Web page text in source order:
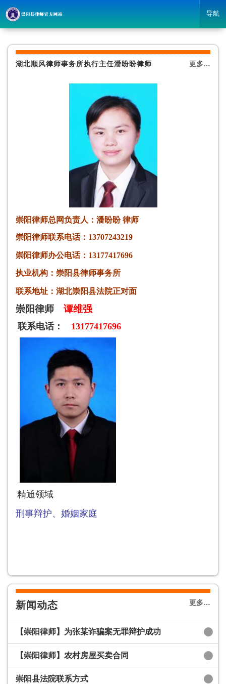
导航
湖北顺风律师事务所执行主任潘盼盼律师 更多…
崇阳律师总网负责人：潘盼盼 律师
崇阳律师联系电话：13707243219
崇阳律师办公电话：13177417696
执业机构：崇阳县律师事务所
联系地址：湖北崇阳县法院正对面
崇阳律师 谭维强
联系电话： 13177417696
精通领域
刑事辩护、 婚姻家庭
新闻动态 更多…
【崇阳律师】为张某诈骗案无罪辩护成功
【崇阳律师】农村房屋买卖合同
崇阳县法院联系方式